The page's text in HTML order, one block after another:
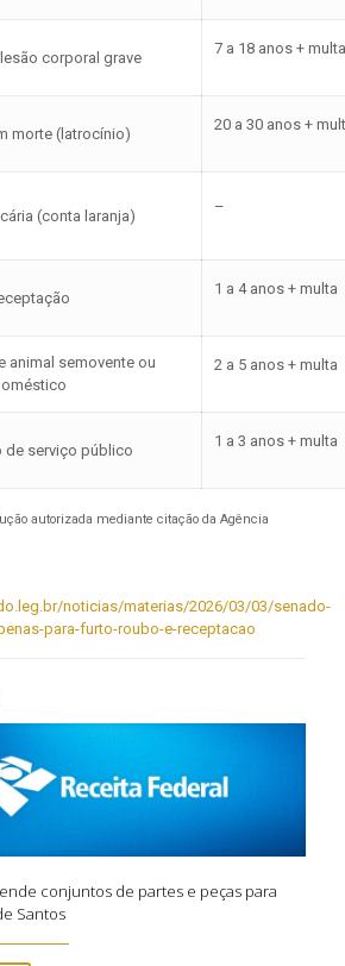
corporal grave
7 a 18 anos + multa
morte (latrocínio)
20 a 30 anos +
(conta laranja)
–
1 a 4 anos + multa
animal semovente ou
2 a 5 anos + multa
de serviço público
1 a 3 anos + multa
autorizada mediante citação da Agência
noticias/materias/2026/03/03/senado-
para-furto-roubo-e-receptacao
conjuntos de partes e peças para
Santos